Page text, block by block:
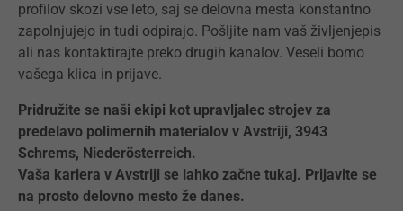
profilov skozi vse leto, saj se delovna mesta konstantno
zapolnjujejo in tudi odpirajo. Pošljite nam vaš življenjepis
ali nas kontaktirajte preko drugih kanalov. Veseli bomo
vašega klica in prijave.
Pridružite se naši ekipi kot upravljalec strojev za
predelavo polimernih materialov v Avstriji, 3943
Schrems, Niederösterreich.
Vaša kariera v Avstriji se lahko začne tukaj. Prijavite se
na prosto delovno mesto že danes.